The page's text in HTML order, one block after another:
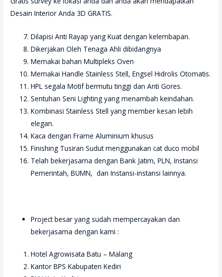
Desain Interior Anda 3D GRATIS.
Dilapisi Anti Rayap yang Kuat dengan kelembapan.
Dikerjakan Oleh Tenaga Ahli dibidangnya
Memakai bahan Multipleks Oven
Memakai Handle Stainless Stell, Engsel Hidrolis Otomatis.
HPL segala Motif bermutu tinggi dan Anti Gores.
Sentuhan Seni Lighting yang menambah keindahan.
Kombinasi Stainless Stell yang member kesan lebih
elegan.
Kaca dengan Frame Aluminium khusus
Finishing Tusiran Sudut menggunakan cat duco mobil
Telah bekerjasama dengan Bank Jatim, PLN, Instansi
Pemerintah, BUMN, dan Instansi-instansi lainnya.
Project besar yang sudah mempercayakan dan
bekerjasama dengan kami :
Hotel Agrowisata Batu – Malang
Kantor BPS Kabupaten Kediri